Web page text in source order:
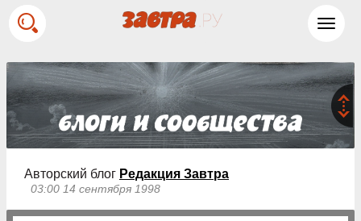
Авторский блог Редакция Завтра
03:00 14 сентября 1998